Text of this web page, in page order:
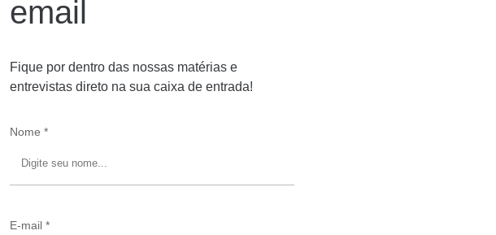
email
Fique por dentro das nossas matérias e
entrevistas direto na sua caixa de entrada!
Nome *
E-mail *